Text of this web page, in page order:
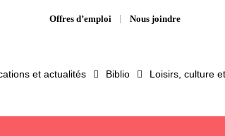
Offres d’emploi Nous joindre
et actualités Biblio Loisirs, culture